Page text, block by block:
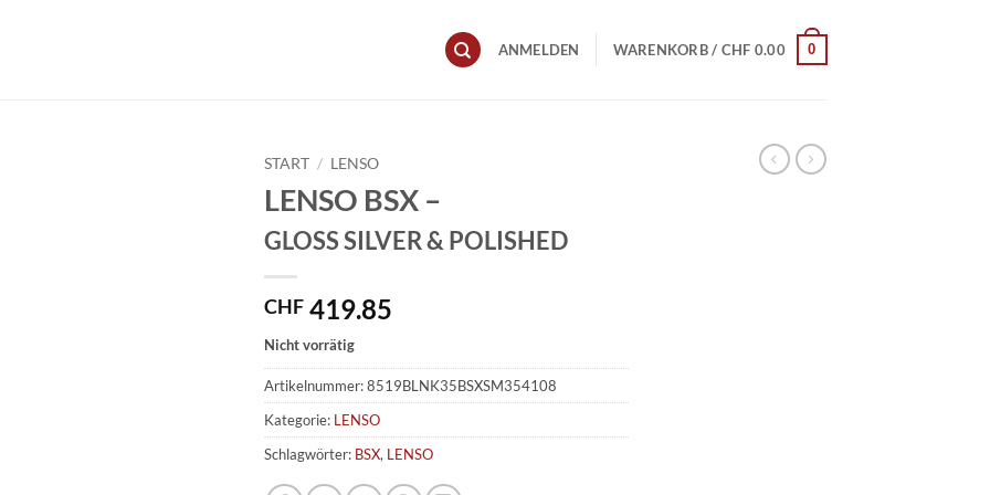
ANMELDEN WARENKORB / CHF 0.00 0
START / LENSO
LENSO BSX –
GLOSS SILVER & POLISHED
CHF 419.85
Nicht vorrätig
Artikelnummer:8519BLNK35BSXSM354108
Kategorie: LENSO
Schlagwörter: BSX, LENSO